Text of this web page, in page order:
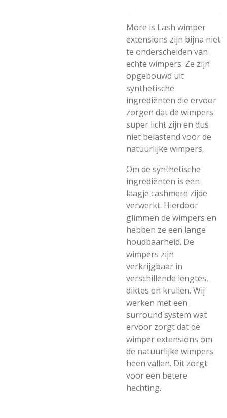
More is Lash wimper
extensions zijn bijna niet
te onderscheiden van
echte wimpers. Ze zijn
opgebouwd uit
synthetische
ingrediënten die ervoor
zorgen dat de wimpers
super licht zijn en dus
niet belastend voor de
natuurlijke wimpers.
Om de synthetische
ingrediënten is een
laagje cashmere zijde
verwerkt. Hierdoor
glimmen de wimpers en
hebben ze een lange
houdbaarheid. De
wimpers zijn
verkrijgbaar in
verschillende lengtes,
diktes en krullen. Wij
werken met een
surround system wat
ervoor zorgt dat de
wimper extensions om
de natuurlijke wimpers
heen vallen. Dit zorgt
voor een betere
hechting.